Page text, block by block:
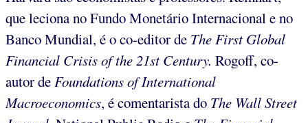
que leciona no Fundo Monetário Internacional e no
Banco Mundial, é o co-editor de The First Global
Financial Crisis of the 21st Century. Rogoff, co-
autor deFoundations of International
Macroeconomics, é comentarista do The Wall Street